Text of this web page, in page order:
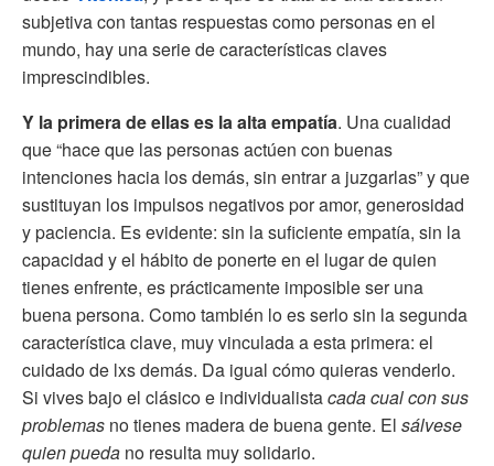
subjetiva con tantas respuestas como personas en el
mundo, hay una serie de características claves
imprescindibles.
Y la primera de ellas es la alta empatía. Una cualidad
que “hace que las personas actúen con buenas
intenciones hacia los demás, sin entrar a juzgarlas” y que
sustituyan los impulsos negativos por amor, generosidad
y paciencia. Es evidente: sin la suficiente empatía, sin la
capacidad y el hábito de ponerte en el lugar de quien
tienes enfrente, es prácticamente imposible ser una
buena persona. Como también lo es serlo sin la segunda
característica clave, muy vinculada a esta primera: el
cuidado de lxs demás. Da igual cómo quieras venderlo.
Si vives bajo el clásico e individualistacada cual con sus
problemas no tienes madera de buena gente. El sálvese
quien pueda no resulta muy solidario.